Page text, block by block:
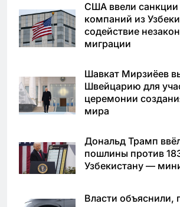
США ввели санкции
компаний из
содействие
миграции
Шавкат Мирзиёев
Швейцарию для
церемонии
мира
Дональд Трамп
пошлины против
Узбекистану —
Власти объяснили,